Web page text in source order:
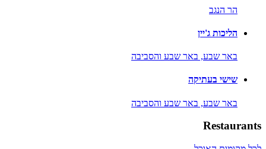
הר הנגב
הליכות ג'יין
באר שבע, באר שבע והסביבה
שישי בעתיקה
באר שבע, באר שבע והסביבה
Restaurants